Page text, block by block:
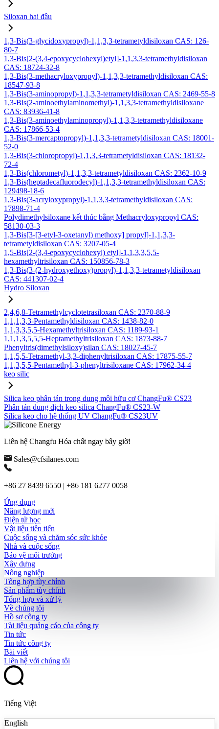
Siloxan hai đầu
1,3-Bis(3-glycidoxypropyl)-1,1,3,3-tetrametyldisiloxan CAS: 126-
80-7
1,3-Bis[2-(3,4-epoxycyclohexyl)etyl]-1,1,3,3-tetramethyldisiloxan
CAS: 18724-32-8
1,3-Bis(3-methacryloxypropyl)-1,1,3,3-tetramethyldisiloxan CAS:
18547-93-8
1,3-Bis(3-aminopropyl)-1,1,3,3-tetrametyldisiloxan CAS: 2469-55-8
1,3-Bis(2-aminoethylaminomethyl)-1,1,3,3-tetramethyldisiloxane
CAS: 83936-41-8
1,3-Bis(3-aminoethylaminopropyl)-1,1,3,3-tetramethyldisiloxane
CAS: 17866-53-4
1,3-Bis(3-mercaptopropyl)-1,1,3,3-tetrametyldisiloxan CAS: 18001-
52-0
1,3-Bis(3-chloropropyl)-1,1,3,3-tetrametyldisiloxan CAS: 18132-
72-4
1,3-Bis(chlorometyl)-1,1,3,3-tetrametyldisiloxan CAS: 2362-10-9
1,3-Bis(heptadecafluorodecyl)-1,1,3,3-tetramethyldisiloxan CAS:
129498-18-6
1,3-Bis(3-acryloxypropyl)-1,1,3,3-tetramethyldisiloxan CAS:
17898-71-4
Polydimethylsiloxane kết thúc bằng Methacryloxypropyl CAS:
58130-03-3
1,3-Bis[3-[3-etyl-3-oxetanyl) methoxy] propyl]-1,1,3,3-
tetrametyldisiloxan CAS: 3207-05-4
1,5-Bis[2-(3,4-epoxycyclohexyl) etyl]-1,1,3,3,5,5-
hexamethyltrisiloxan CAS: 150856-78-3
1,3-Bis(3-(2-hydroxyethoxy)propyl)-1,1,3,3-tetrametyldisiloxan
CAS: 441307-02-4
Hydro Siloxan
2,4,6,8-Tetramethylcyclotetrasiloxan CAS: 2370-88-9
1,1,1,3,3-Pentamethyldisiloxan CAS: 1438-82-0
1,1,3,3,5,5-Hexamethyltrisiloxan CAS: 1189-93-1
1,1,1,3,5,5,5-Heptamethyltrisiloxan CAS: 1873-88-7
Phenyltris(dimethylsiloxy)silan CAS: 18027-45-7
1,1,5,5-Tetramethyl-3,3-diphenyltrisiloxan CAS: 17875-55-7
1,1,3,5,5-Pentamethyl-3-phenyltrisiloxane CAS: 17962-34-4
keo silic
Silica keo phân tán trong dung môi hữu cơ ChangFu® CS23
Phân tán dung dịch keo silica ChangFu® CS23-W
Silica keo cho hệ thống UV ChangFu® CS23UV
Liên hệ Changfu Hóa chất ngay bây giờ!
Sales@cfsilanes.com
+86 27 8439 6550 | +86 181 6277 0058
Ứng dụng
Năng lượng mới
Điện tử học
Vật liệu tiên tiến
Cuộc sống và chăm sóc sức khỏe
Nhà và cuộc sống
Bảo vệ môi trường
Xây dựng
Nông nghiệp
Tổng hợp tùy chỉnh
Sản phẩm tùy chỉnh
Tổng hợp và xử lý
Về chúng tôi
Hồ sơ công ty
Tài liệu quảng cáo của công ty
Tin tức
Tin tức công ty
Bài viết
Liên hệ với chúng tôi
Tiếng Việt
English